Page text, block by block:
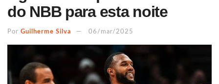
do NBB para esta noite
Por Guilherme Silva 06/mar/2025